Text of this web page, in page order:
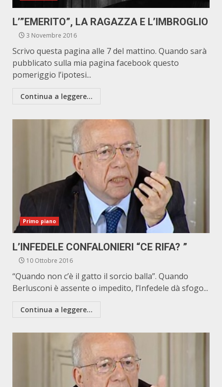
L’”EMERITO”, LA RAGAZZA E L’IMBROGLIO
3 Novembre 2016
Scrivo questa pagina alle 7 del mattino. Quando sarà
pubblicato sulla mia pagina facebook questo
pomeriggio l’ipotesi...
Continua a leggere...
Primo piano
L’INFEDELE CONFALONIERI “CE RIFA? ”
10 Ottobre 2016
“Quando non c’è il gatto il sorcio balla”. Quando
Berlusconi è assente o impedito, l’Infedele dà sfogo...
Continua a leggere...